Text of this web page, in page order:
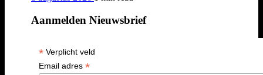
Aanmelden Nieuwsbrief
*Verplicht veld
Email adres *